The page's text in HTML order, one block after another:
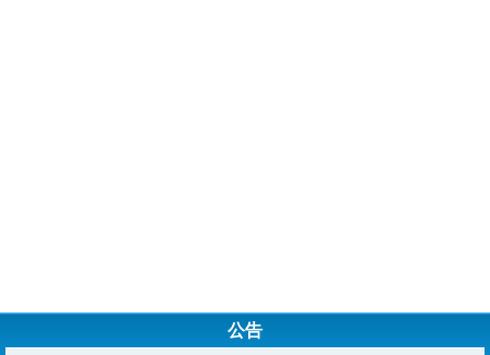
公告